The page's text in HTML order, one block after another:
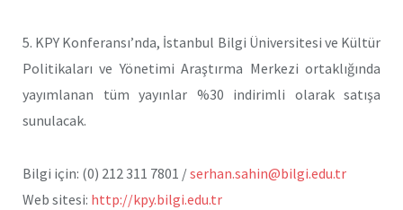
5. KPY Konferansı’nda, İstanbul Bilgi Üniversitesi ve Kültür
Politikaları ve Yönetimi Araştırma Merkezi ortaklığında
yayımlanan tüm yayınlar %30 indirimli olarak satışa
sunulacak.
Bilgi için: (0) 212 311 7801 /serhan.sahin@bilgi.edu.tr
Web sitesi: http://kpy.bilgi.edu.tr